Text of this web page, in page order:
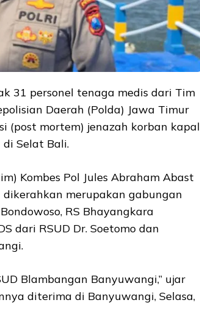
31 personel tenaga medis dari Tim
Daerah (Polda) Jawa Timur
(post mortem) jenazah korban kapal
Selat Bali.
Kombes Pol Jules Abraham Abast
merupakan gabungan
RS Bhayangkara
dari RSUD Dr. Soetomo dan
Blambangan Banyuwangi,” ujar
diterima di Banyuwangi, Selasa,